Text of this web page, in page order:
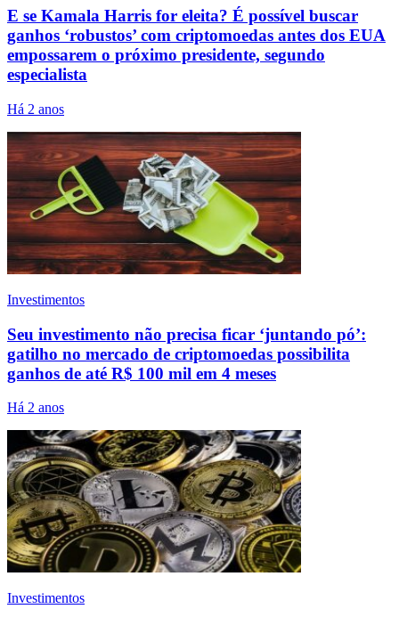
E se Kamala Harris for eleita? É possível buscar
ganhos ‘robustos’ com criptomoedas antes dos EUA
empossarem o próximo presidente, segundo
especialista
Há 2 anos
Investimentos
Seu investimento não precisa ficar ‘juntando pó’:
gatilho no mercado de criptomoedas possibilita
ganhos de até R$ 100 mil em 4 meses
Há 2 anos
Investimentos